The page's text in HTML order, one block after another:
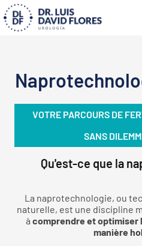
VOTRE PARCOURS DE
SANS
Qu'est-ce que la
La naprotechnologie, ou
naturelle, est une discipline
à comprendre et optimiser
manière